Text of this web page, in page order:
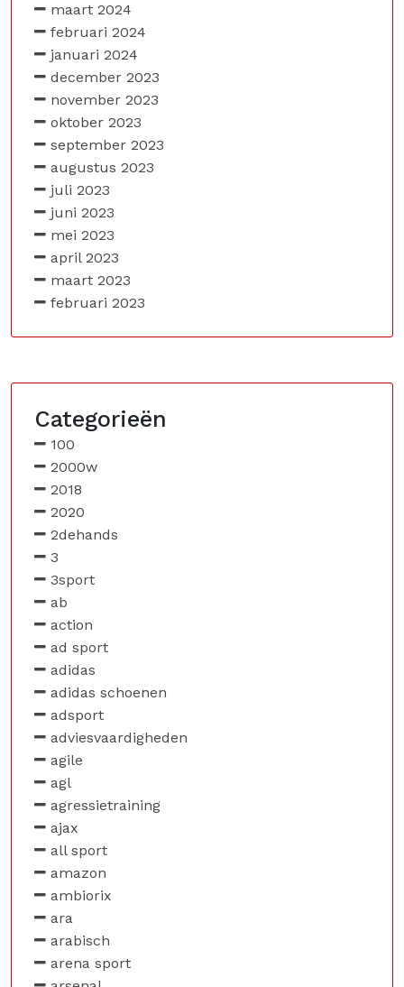
maart 2024
februari 2024
januari 2024
december 2023
november 2023
oktober 2023
september 2023
augustus 2023
juli 2023
juni 2023
mei 2023
april 2023
maart 2023
februari 2023
Categorieën
100
2000w
2018
2020
2dehands
3
3sport
ab
action
ad sport
adidas
adidas schoenen
adsport
adviesvaardigheden
agile
agl
agressietraining
ajax
all sport
amazon
ambiorix
ara
arabisch
arena sport